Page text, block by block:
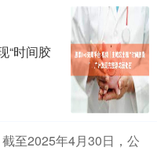
“时间胶
至2025年4月30日，公